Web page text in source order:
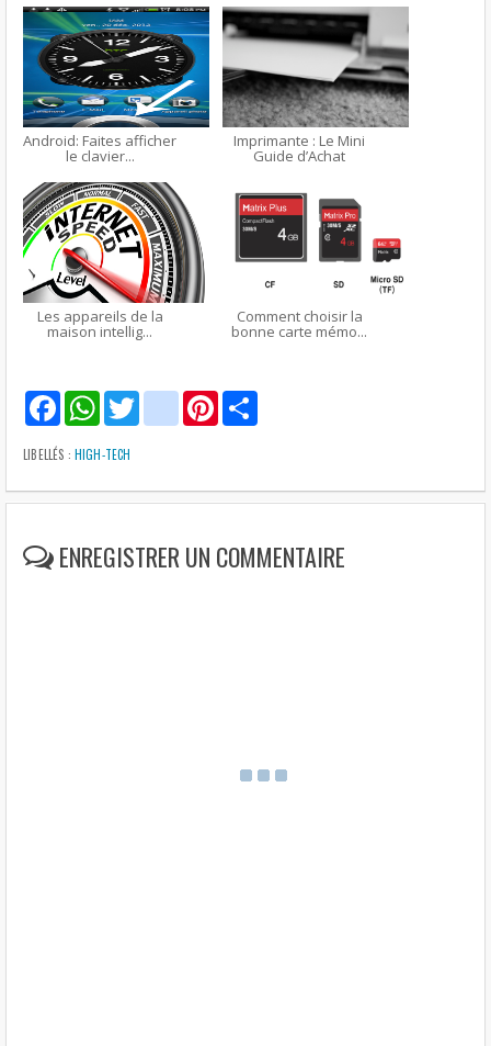
Android: Faites afficher
le clavier...
Imprimante : Le Mini
Guide d’Achat
Les appareils de la
maison intellig...
Comment choisir la
bonne carte mémo...
F
a
c
e
o
o
W
h
a
t
A
p
T
e
r
g
m
a
P
i
n
r
e
LIBELLÉS : HIGH-TECH
ENREGISTRER UN COMMENTAIRE